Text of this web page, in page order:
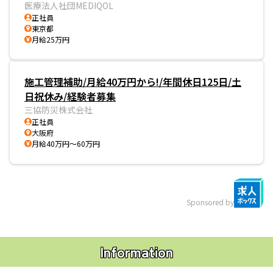
医療法人社団MEDIQOL
正社員
東京都
月給25万円
施工管理補助/月給40万円から!/年間休日125日/土
日祝休み/経験者募集
三協防災株式会社
正社員
大阪府
月給40万円～60万円
Sponsored by
Information